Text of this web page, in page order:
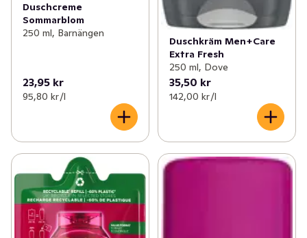
Duschcreme
Sommarblom
250 ml, Barnängen
23,95 kr
95,80 kr /l
Duschkräm Men+Care
Extra Fresh
250 ml, Dove
35,50 kr
142,00 kr /l